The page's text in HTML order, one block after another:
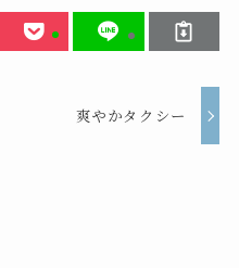
爽やかタクシー